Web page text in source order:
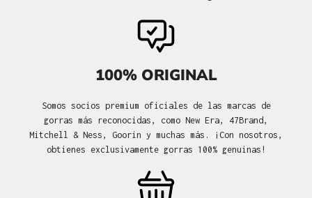
100% ORIGINAL
Somos socios premium oficiales de las marcas de
gorras más reconocidas, como New Era, 47Brand,
Mitchell & Ness, Goorin y muchas más. ¡Con nosotros,
obtienes exclusivamente gorras 100% genuinas!